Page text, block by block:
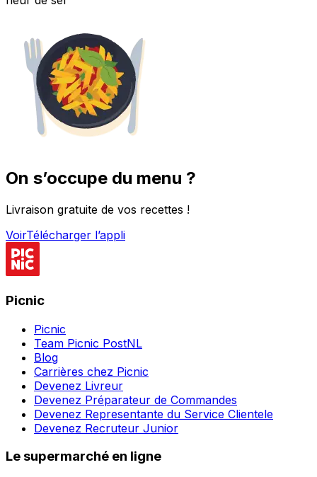
On s’occupe du menu ?
Livraison gratuite de vos recettes !
VoirTélécharger l’appli
Picnic
Picnic
Team Picnic PostNL
Blog
Carrières chez Picnic
Devenez Livreur
Devenez Préparateur de Commandes
Devenez Representante du Service Clientele
Devenez Recruteur Junior
Le supermarché en ligne